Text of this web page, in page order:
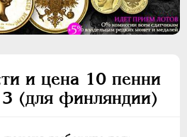
и цена 10 пенни
(для финляндии)
1730-1740
1740-1741